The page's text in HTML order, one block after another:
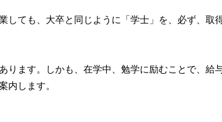
しても、大卒と同じように「学士」を、必ず、取
ります。しかも、在学中、勉学に励むことで、給
内します。